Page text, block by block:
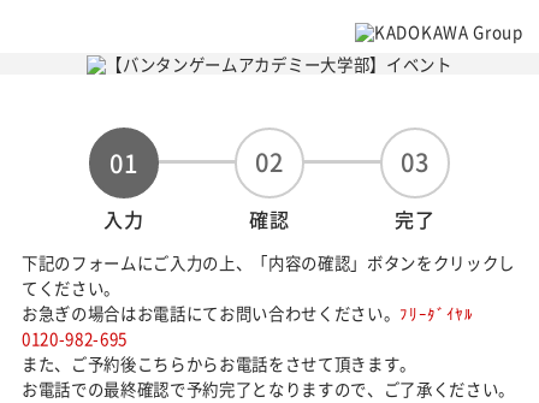
01
入力
02
確認
03
完了
下記のフォームにご入力の上、「内容の確認」ボタンをクリックし
てください。
お急ぎの場合はお電話にてお問い合わせください。 ﾌﾘｰﾀﾞｲﾔﾙ
0120-982-695
また、ご予約後こちらからお電話をさせて頂きます。
お電話での最終確認で予約完了となりますので、ご了承ください。